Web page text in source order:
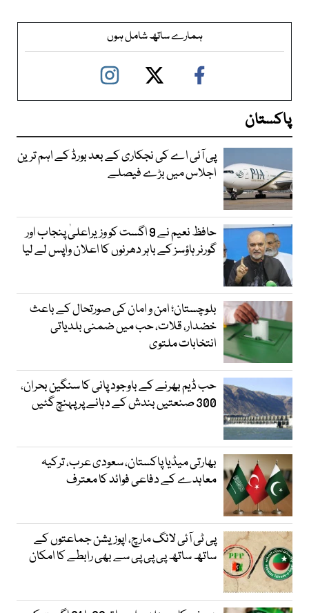
ہمارے ساتھ شامل ہوں
پاکستان
پی آئی اے کی نجکاری کے بعد بورڈ کے اہم ترین
اجلاس میں بڑے فیصلے
حافظ نعیم نے 9 اگست کو وزیراعلیٰ پنجاب اور
گورنر ہاؤسز کے باہر دھرنوں کا اعلان واپس لے لیا
بلوچستان؛ امن و امان کی صورتحال کے باعث
خضدار، قلات، حب میں ضمنی بلدیاتی
انتخابات ملتوی
حب ڈیم بھرنے کے باوجود پانی کا سنگین بحران،
300 صنعتیں بندش کے دہانے پر پہنچ گئیں
بھارتی میڈیا پاکستان، سعودی عرب، ترکیہ
معاہدے کے دفاعی فوائد کا معترف
پی ٹی آئی لانگ مارچ، اپوزیشن جماعتوں کے
ساتھ ساتھ پی پی پی سے بھی رابطے کا امکان